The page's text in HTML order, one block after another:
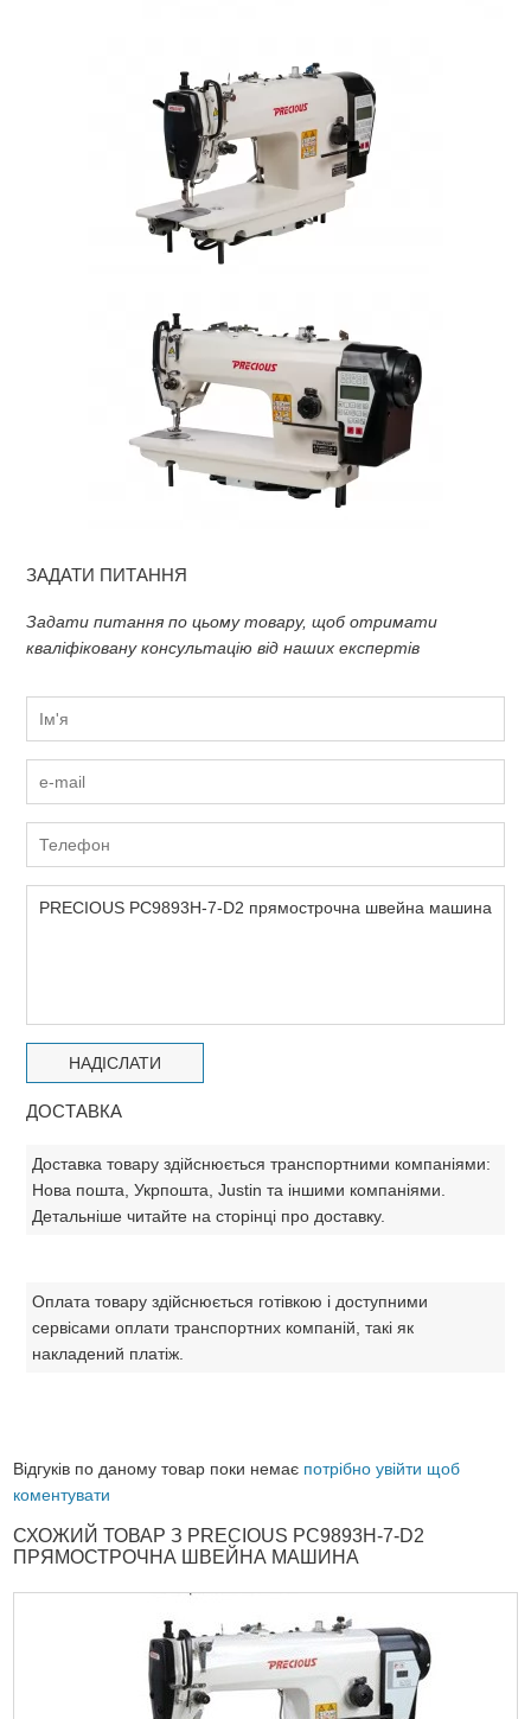
ЗАДАТИ ПИТАННЯ
Задати питання по цьому товару, щоб отримати
кваліфіковану консультацію від наших експертів
ДОСТАВКА
Доставка товару здійснюється транспортними компаніями:
Нова пошта, Укрпошта, Justin та іншими компаніями.
Детальніше читайте на сторінці про доставку.
Оплата товару здійснюється готівкою і доступними
сервісами оплати транспортних компаній, такі як
накладений платіж.
Відгуків по даному товар поки немає потрібно увійти щоб
коментувати
СХОЖИЙ ТОВАР З PRECIOUS PC9893H-7-D2
ПРЯМОСТРОЧНА ШВЕЙНА МАШИНА